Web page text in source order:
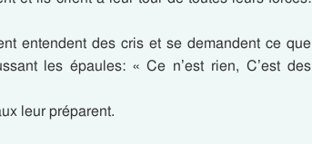
entendent des cris et se demandent ce que
les épaules: « Ce n’est rien, C’est des
leur préparent.